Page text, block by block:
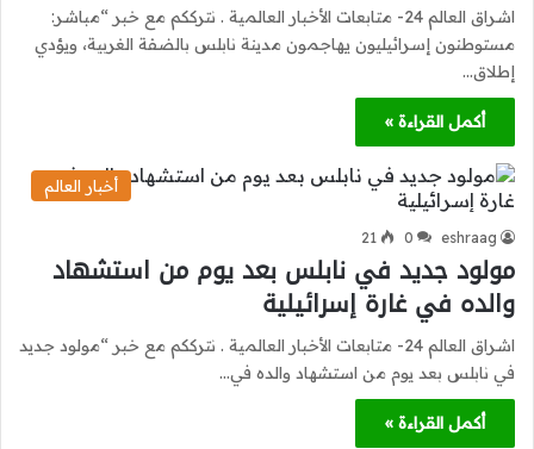
اشراق العالم 24- متابعات الأخبار العالمية . نترككم مع خبر “مباشر:
مستوطنون إسرائيليون يهاجمون مدينة نابلس بالضفة الغربية، ويؤدي
إطلاق…
أكمل القراءة »
أخبار العالم
eshraag
0
21
مولود جديد في نابلس بعد يوم من استشهاد
والده في غارة إسرائيلية
اشراق العالم 24- متابعات الأخبار العالمية . نترككم مع خبر “مولود جديد
في نابلس بعد يوم من استشهاد والده في…
أكمل القراءة »